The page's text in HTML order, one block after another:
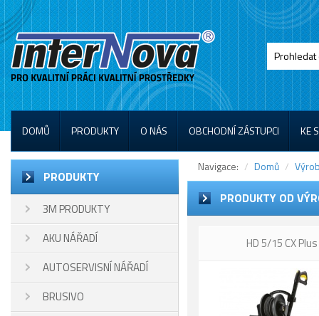
DOMŮ PRODUKTY O NÁS OBCHODNÍ ZÁSTUPCI KE
PRODUKTY
3M PRODUKTY
AKU NÁŘADÍ
AUTOSERVISNÍ NÁŘADÍ
BRUSIVO
Navigace: Domů
PRODUKTY OD
HD 5/15 CX Plus